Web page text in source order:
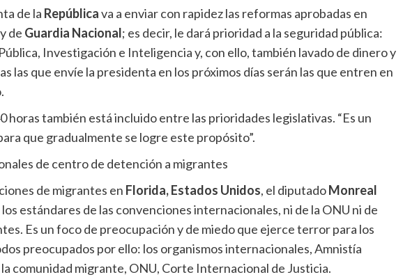
de la Repúblicava a enviar con rapidez las reformas aprobadas en
de Guardia Nacional; es decir, le dará prioridad a la seguridad pública:
Investigación e Inteligencia y, con ello, también lavado de dinero y
las que envíe la presidenta en los próximos días serán las que entren en
horas también está incluido entre las prioridades legislativas. “Es un
que gradualmente se logre este propósito”.
de centro de detención a migrantes
de migrantes en Florida, Estados Unidos, el diputadoMonreal
estándares de las convenciones internacionales, ni de la ONU ni de
Es un foco de preocupación y de miedo que ejerce terror para los
preocupados por ello: los organismos internacionales, Amnistía
comunidad migrante, ONU, Corte Internacional de Justicia.